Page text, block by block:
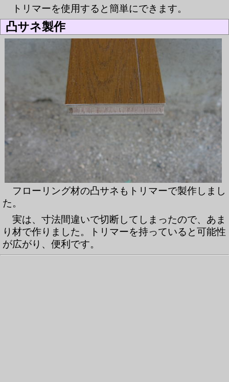
トリマーを使用すると簡単にできます。
凸サネ製作
フローリング材の凸サネもトリマーで製作しまし
た。
実は、寸法間違いで切断してしまったので、あま
り材で作りました。トリマーを持っていると可能性
が広がり、便利です。